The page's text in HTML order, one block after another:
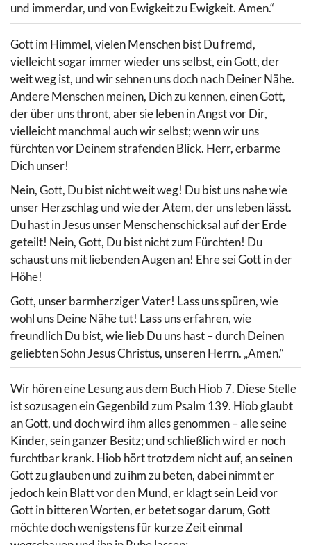
und immerdar, und von Ewigkeit zu Ewigkeit. Amen.“
Gott im Himmel, vielen Menschen bist Du fremd,
vielleicht sogar immer wieder uns selbst, ein Gott, der
weit weg ist, und wir sehnen uns doch nach Deiner Nähe.
Andere Menschen meinen, Dich zu kennen, einen Gott,
der über uns thront, aber sie leben in Angst vor Dir,
vielleicht manchmal auch wir selbst; wenn wir uns
fürchten vor Deinem strafenden Blick. Herr, erbarme
Dich unser!
Nein, Gott, Du bist nicht weit weg! Du bist uns nahe wie
unser Herzschlag und wie der Atem, der uns leben lässt.
Du hast in Jesus unser Menschenschicksal auf der Erde
geteilt! Nein, Gott, Du bist nicht zum Fürchten! Du
schaust uns mit liebenden Augen an! Ehre sei Gott in der
Höhe!
Gott, unser barmherziger Vater! Lass uns spüren, wie
wohl uns Deine Nähe tut! Lass uns erfahren, wie
freundlich Du bist, wie lieb Du uns hast – durch Deinen
geliebten Sohn Jesus Christus, unseren Herrn. „Amen.“
Wir hören eine Lesung aus dem Buch Hiob 7. Diese Stelle
ist sozusagen ein Gegenbild zum Psalm 139. Hiob glaubt
an Gott, und doch wird ihm alles genommen – alle seine
Kinder, sein ganzer Besitz; und schließlich wird er noch
furchtbar krank. Hiob hört trotzdem nicht auf, an seinen
Gott zu glauben und zu ihm zu beten, dabei nimmt er
jedoch kein Blatt vor den Mund, er klagt sein Leid vor
Gott in bitteren Worten, er betet sogar darum, Gott
möchte doch wenigstens für kurze Zeit einmal